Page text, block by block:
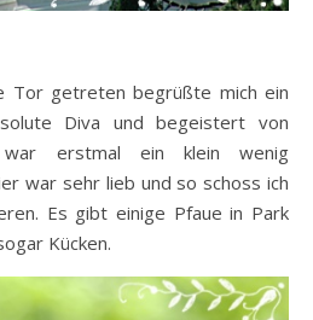
Tor getreten begrüßte mich ein
Diva und begeistert von
erstmal ein klein wenig
war sehr lieb und so schoss ich
Es gibt einige Pfaue in Park
Kücken.